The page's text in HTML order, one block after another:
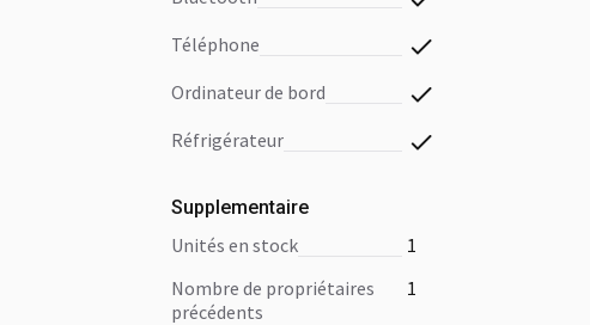
téléphone
ordinateur de bord
réfrigérateur
Supplementaire
unités en stock
1
nombre de propriétaires
précédents
1